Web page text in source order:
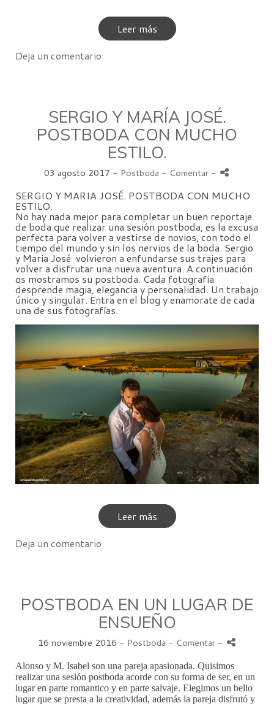
Leer más
Deja un comentario
SERGIO Y MARÍA JOSÉ.
POSTBODA CON MUCHO
ESTILO.
03 agosto 2017 - Postboda - Comentar -
SERGIO Y MARIA JOSÉ. POSTBODA CON MUCHO
ESTILO.
No hay nada mejor para completar un buen reportaje
de boda que realizar una sesión postboda, es la excusa
perfecta para volver a vestirse de novios, con todo el
tiempo del mundo y sin los nervios de la boda. Sergio
y Maria José volvieron a enfundarse sus trajes para
volver a disfrutar una nueva aventura. A continuación
os mostramos su postboda. Cada fotografia
desprende magia, elegancia y personalidad. Un trabajo
único y singular. Entra en el blog y enamorate de cada
una de sus fotografías.
Leer más
Deja un comentario
POSTBODA EN UN LUGAR DE
ENSUEÑO
16 noviembre 2016 - Postboda - Comentar -
Alonso y M. Isabel son una pareja apasionada. Quisimos
realizar una sesión postboda acorde con su forma de ser, en un
lugar en parte romantico y en parte salvaje. Elegimos un bello
lugar que se presta a la creatividad, además la pareja disfrutó y